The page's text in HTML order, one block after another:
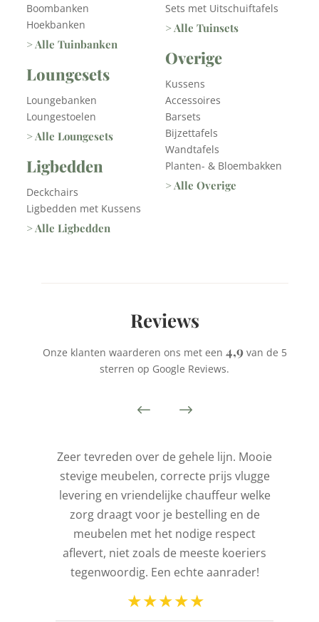
Boombanken
Hoekbanken
> Alle Tuinbanken
Loungesets
Loungebanken
Loungestoelen
> Alle Loungesets
Ligbedden
Deckchairs
Ligbedden met Kussens
> Alle Ligbedden
Sets met Uitschuiftafels
> Alle Tuinsets
Overige
Kussens
Accessoires
Barsets
Bijzettafels
Wandtafels
Planten- & Bloembakken
> Alle Overige
Reviews
Onze klanten waarderen ons met een 4,9van de 5
sterren op Google Reviews.
Zeer tevreden over de gehele lijn. Mooie
stevige meubelen, correcte prijs vlugge
levering en vriendelijke chauffeur welke
zorg draagt voor je bestelling en de
meubelen met het nodige respect
aflevert, niet zoals de meeste koeriers
tegenwoordig. Een echte aanrader!